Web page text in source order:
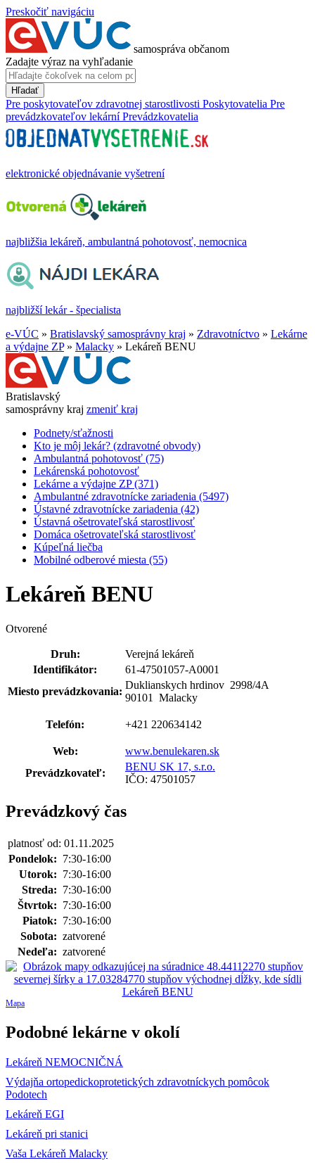
Preskočiť navigáciu
samospráva občanom
Zadajte výraz na vyhľadanie
Hľadať
Pre poskytovateľov zdravotnej starostlivosti Poskytovatelia Pre
prevádzkovateľov lekární Prevádzkovatelia
elektronické objednávanie vyšetrení
najbližšia lekáreň, ambulantná pohotovosť, nemocnica
najbližší lekár - špecialista
e-VÚC » Bratislavský samosprávny kraj » Zdravotníctvo » Lekárne
a výdajne ZP» Malacky » Lekáreň BENU
Bratislavský
samosprávny kraj zmeniť kraj
Podnety/sťažnosti
Kto je môj lekár? (zdravotné obvody)
Ambulantná pohotovosť (75)
Lekárenská pohotovosť
Lekárne a výdajne ZP (371)
Ambulantné zdravotnícke zariadenia (5497)
Ústavné zdravotnícke zariadenia (42)
Ústavná ošetrovateľská starostlivosť
Domáca ošetrovateľská starostlivosť
Kúpeľná liečba
Mobilné odberové miesta (55)
Lekáreň BENU
Otvorené
Druh:
Verejná lekáreň
Identifikátor:
61-47501057-A0001
Miesto prevádzkovania:
Duklianskych hrdinov 2998/4A
90101 Malacky
Telefón: +421 220634142
Web:
www.benulekaren.sk
Prevádzkovateľ:
BENU SK 17, s.r.o.
IČO: 47501057
Prevádzkový čas
platnosť od: 01.11.2025
Pondelok: 7:30-16:00
Utorok: 7:30-16:00
Streda: 7:30-16:00
Štvrtok: 7:30-16:00
Piatok: 7:30-16:00
Sobota: zatvorené
Nedeľa: zatvorené
Mapa
Podobné lekárne v okolí
Lekáreň NEMOCNIČNÁ
Výdajňa ortopedickoprotetických zdravotníckych pomôcok
Podotech
Lekáreň EGI
Lekáreň pri stanici
Vaša Lekáreň Malacky